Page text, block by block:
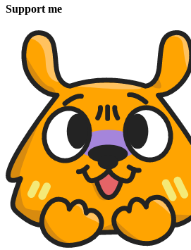
Support me